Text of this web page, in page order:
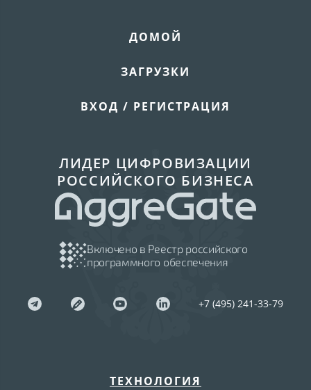
ЛИДЕР ЦИФРОВИЗАЦИИ
РОССИЙСКОГО БИЗНЕСА
Включено в Реестр российского
программного обеспечения
+7 (495) 241-33-79
ТЕХНОЛОГИЯ
ДОМОЙ
ЗАГРУЗКИ
ВХОД / РЕГИСТРАЦИЯ